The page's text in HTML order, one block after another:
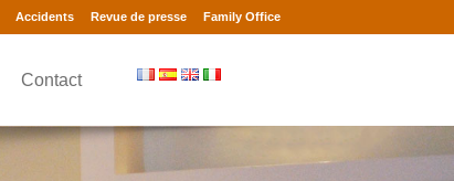
Accidents Revue de presse Family Office
Contact